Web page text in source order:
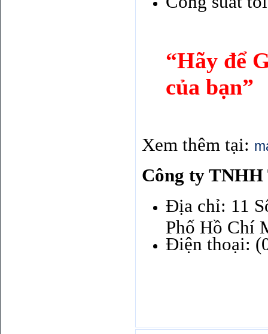
“Hãy để
của bạn”
Xem thêm tại:
Công ty
Địa chỉ: 11
Phố Hồ Chí
Điện thoại: